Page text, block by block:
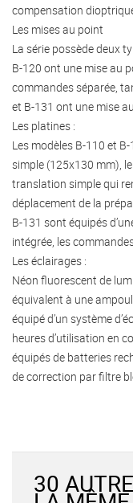
compensation
Les mises au point
La série possède deux
B-120 ont une mise au
commandes séparée,
et B-131 ont une mise
Les platines :
Les modèles B-110 et
simple (125x130 mm),
translation simple qui
déplacement de la
B-131 sont équipés
intégrée, les
Les éclairages :
Néon fluorescent de
équivalent à une
équipé d’un système
heures d’utilisation en
équipés de batteries
de correction par filtre
30